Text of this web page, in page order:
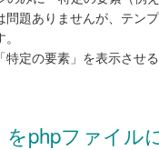
問題ありませんが、テン
特定の要素」を表示させ
をphpファイル